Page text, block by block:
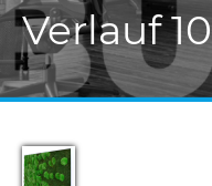
Verlauf